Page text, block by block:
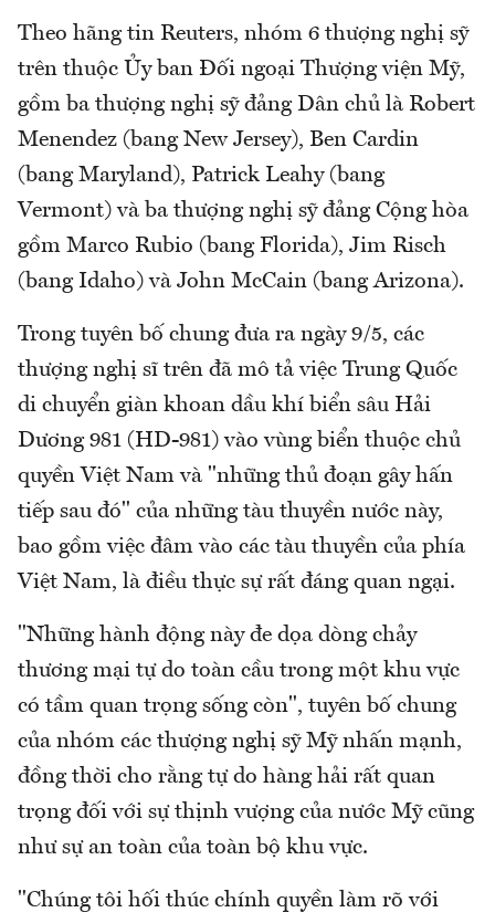
Theo hãng tin Reuters, nhóm 6 thượng nghị sỹ
trên thuộc Ủy ban Đối ngoại Thượng viện Mỹ,
gồm ba thượng nghị sỹ đảng Dân chủ là Robert
Menendez (bang New Jersey), Ben Cardin
(bang Maryland), Patrick Leahy (bang
Vermont) và ba thượng nghị sỹ đảng Cộng hòa
gồm Marco Rubio (bang Florida), Jim Risch
(bang Idaho) và John McCain (bang Arizona).
Trong tuyên bố chung đưa ra ngày 9/5, các
thượng nghị sĩ trên đã mô tả việc Trung Quốc
di chuyển giàn khoan dầu khí biển sâu Hải
Dương 981 (HD-981) vào vùng biển thuộc chủ
quyền Việt Nam và "những thủ đoạn gây hấn
tiếp sau đó" của những tàu thuyền nước này,
bao gồm việc đâm vào các tàu thuyền của phía
Việt Nam, là điều thực sự rất đáng quan ngại.
"Những hành động này đe dọa dòng chảy
thương mại tự do toàn cầu trong một khu vực
có tầm quan trọng sống còn", tuyên bố chung
của nhóm các thượng nghị sỹ Mỹ nhấn mạnh,
đồng thời cho rằng tự do hàng hải rất quan
trọng đối với sự thịnh vượng của nước Mỹ cũng
như sự an toàn của toàn bộ khu vực.
"Chúng tôi hối thúc chính quyền làm rõ với